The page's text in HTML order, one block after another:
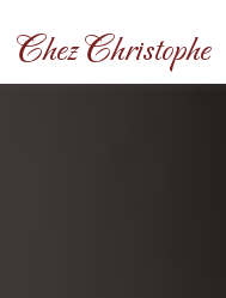
Chez Christophe